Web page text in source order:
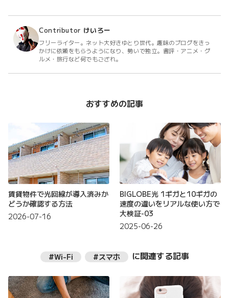
Contributor けいろー
フリーライター。ネット大好きゆとり世代。趣味のブログをきっ
かけに依頼をもらうようになり、勢いで独立。書評・アニメ・グ
ルメ・旅行など何でもござれ。
おすすめの記事
賃貸物件で光回線が導入済みか
どうか確認する方法
2026-07-16
BIGLOBE光 1ギガと10ギガの
速度の違いをリアルな使い方で
大検証-03
2025-06-26
#Wi-Fi #スマホ に関連する記事